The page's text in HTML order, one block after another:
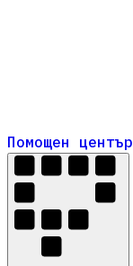
Помощен център
Помощен център